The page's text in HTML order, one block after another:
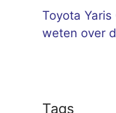
Toyota
weten over
Tags